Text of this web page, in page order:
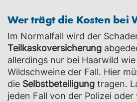
Wer trägt die Kosten bei
Im Normalfall wird der
Teilkaskoversicherung
allerdings nur bei Haarwild
Wildschweine der Fall. Hier
die Selbstbeteiligung tragen.
jeden Fall von der Polizei